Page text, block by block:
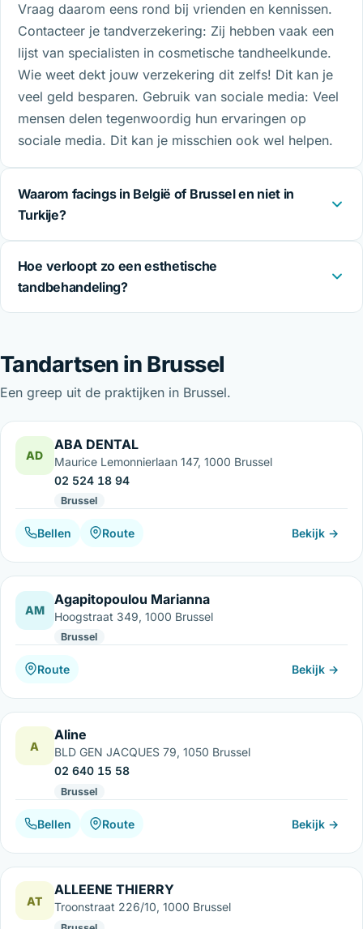
Vraag daarom eens rond bij vrienden en kennissen.
Contacteer je tandverzekering: Zij hebben vaak een
lijst van specialisten in cosmetische tandheelkunde.
Wie weet dekt jouw verzekering dit zelfs! Dit kan je
veel geld besparen. Gebruik van sociale media: Veel
mensen delen tegenwoordig hun ervaringen op
sociale media. Dit kan je misschien ook wel helpen.
Waarom facings in België of Brussel en niet in
Turkije?
Hoe verloopt zo een esthetische
tandbehandeling?
Tandartsen in Brussel
Een greep uit de praktijken in Brussel.
AD
ABA DENTAL
Maurice Lemonnierlaan 147, 1000 Brussel
02 524 18 94
Brussel
Bellen Route Bekijk →
AM
Agapitopoulou Marianna
Hoogstraat 349, 1000 Brussel
Brussel
Route Bekijk →
A
Aline
BLD GEN JACQUES 79, 1050 Brussel
02 640 15 58
Brussel
Bellen Route Bekijk →
AT
ALLEENE THIERRY
Troonstraat 226/10, 1000 Brussel